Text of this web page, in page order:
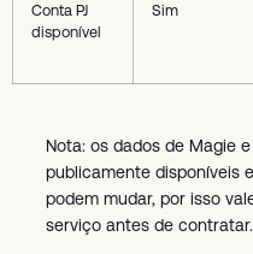
Conta PJ
disponível
Sim
Nota: os dados de Magie
publicamente disponíveis
podem mudar, por isso
serviço antes de contratar.